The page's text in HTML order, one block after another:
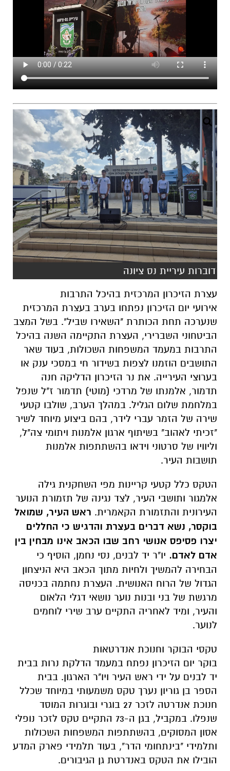
דוברות עיריית נס ציונה
עצרת הזיכרון המרכזית בהיכל התרבות
אירועי יום הזיכרון נפתחו בערב בעצרת המרכזית
שנערכה תחת הכותרת "השאירו שביל". בשל המצב
הביטחוני השברירי, העצרת התקיימה השנה בהיכל
התרבות במעמד המשפחות השכולות, בעוד שאר
התושבים הוזמנו לצפות בשידור חי במסכי ענק או
בערוצי העירייה. את נר הזיכרון הדליקה חנה
תדמור, אלמנתו של מרדכי (מוטי) תדמור ז"ל שנפל
במלחמת שלום הגליל. במהלך הערב, שולבו קטעי
שירה של הזמר עברי לידר, בהם ביצוע מיוחד לשיר
"זכיתי לאהוב" בשיתוף ארגון אלמנות ויתומי צה"ל,
וליוויו של סרטוני וידאו בהשתתפות אלמנות
תושבות העיר.
הטקס כלל קטעי קריינות מפי השחקנית גילה
אלמגור ותושבי העיר, לצד נגינה של תזמורת הנוער
העירונית והתזמורת הקאמרית. ראש העיר, שמואל
בוקסר, נשא דברים בעצרת והדגיש כי החללים
יצרו פסיפס אנושי רחב שבו הכאב אינו מבחין בין
אדם לאדם. יו"ר יד לבנים, נסי נחמן, הוסיף כי
הבחירה להמשיך ולחיות מתוך הכאב היא הניצחון
הגדול של הרוח האנושית. העצרת נחתמה בכניסה
מרגשת של בני ובנות נוער נושאי דגלי הלאום
והעיר, ומיד לאחריה התקיים ערב שירי לוחמים
לנוער.
טקסי הבוקר וחנוכת אנדרטאות
בוקר יום הזיכרון נפתח במעמד הדלקת נרות בבית
יד לבנים על ידי ראש העיר ויו"ר הארגון. בבית
הספר בן גוריון נערך טקס משמעותי במיוחד שכלל
חנוכת אנדרטה לזכר 27 בוגרי ובוגרות המוסד
שנפלו. במקביל, בגן ה-73 התקיים טקס לזכר נופלי
אסון המסוקים, בהשתתפות המשפחות השכולות
ותלמידי "בינתחומי הדר", בעוד תלמידי פארק המדע
הובילו את הטקס באנדרטת גן הגיבורים.